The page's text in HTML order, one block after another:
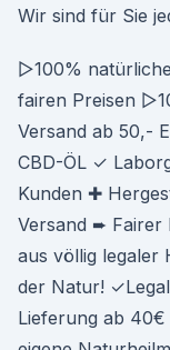
Wir sind für Sie
▻100%
fairen Preisen
Versand ab 50,-
CBD-ÖL ✓
Kunden ✚
Versand ➨ Fairer
aus völlig legaler
der Natur!
Lieferung ab 40€